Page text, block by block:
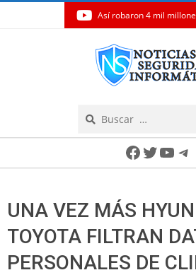
Así robaron 4 mil
Facebook
Twitter
UNA VEZ MÁS
TOYOTA FILTRAN
PERSONALES DE